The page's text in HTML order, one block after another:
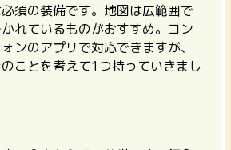
須の装備です。地図は広範囲で
れているものがおすすめ。コン
ンのアプリで対応できますが、
ことを考えて1つ持っていきまし